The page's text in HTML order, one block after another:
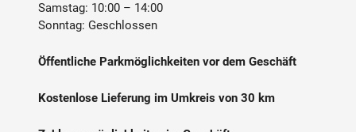
Samstag: 10:00 – 14:00
Sonntag: Geschlossen
Öffentliche Parkmöglichkeiten vor dem Geschäft
Kostenlose Lieferung im Umkreis von 30 km